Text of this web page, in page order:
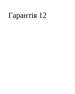
Гарантія 12